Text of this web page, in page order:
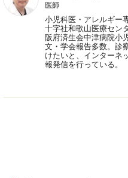
医師
小児科医・アレルギー
十字社和歌山医療セン
阪府済生会中津病院小
文・学会報告多数。診
けたいと、インターネ
報発信を行っている。